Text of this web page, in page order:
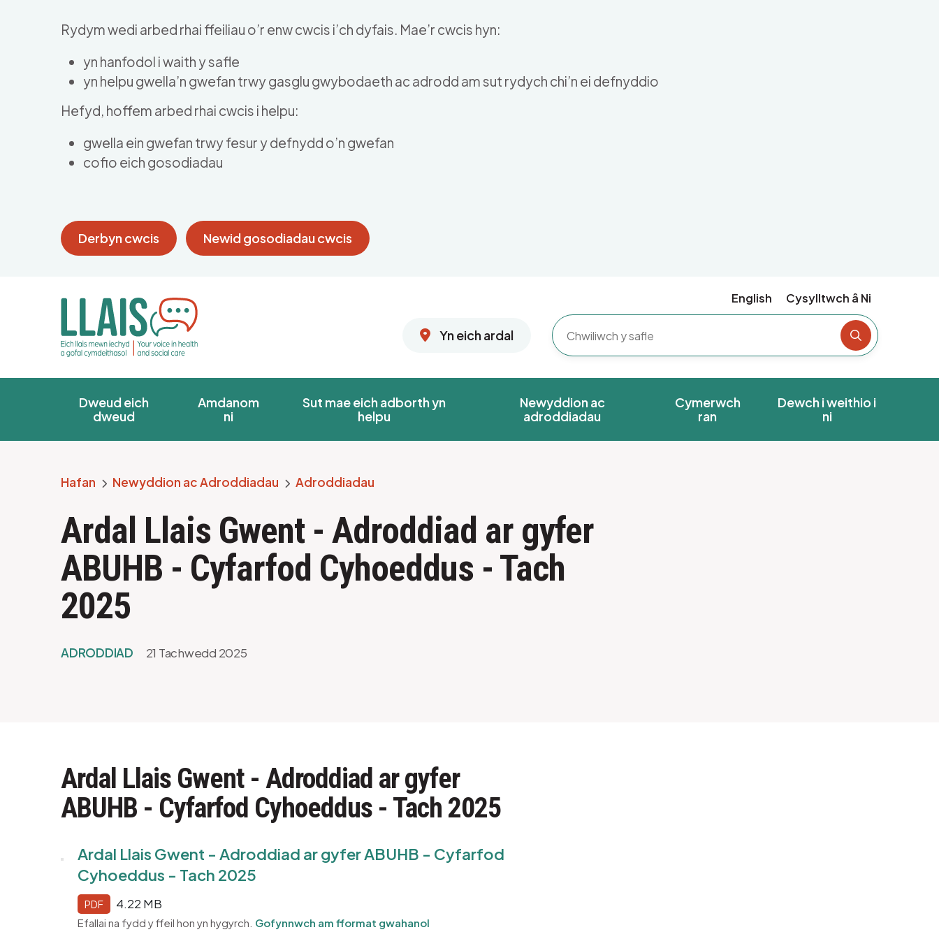
Rydym wedi arbed rhai ffeiliau o’r enw cwcis i’ch dyfais. Mae’r cwcis hyn:
yn hanfodol i waith y safle
yn helpu gwella’n gwefan trwy gasglu gwybodaeth ac adrodd am sut rydych chi’n ei defnyddio
Hefyd, hoffem arbed rhai cwcis i helpu:
gwella ein gwefan trwy fesur y defnydd o’n gwefan
cofio eich gosodiadau
Derbyn cwcis Newid gosodiadau cwcis
English Cysylltwch â Ni
Yn eich ardal
Chwiliwch y
Dweud eich
dweud
Amdanom
ni
Sut mae eich adborth yn
helpu
Newyddion ac
adroddiadau
Cymerwch
ran
Dewch i weithio i
ni
Breadcrumb
Hafan Newyddion ac Adroddiadau Adroddiadau
Ardal Llais Gwent - Adroddiad ar gyfer
ABUHB - Cyfarfod Cyhoeddus - Tach
2025
ADRODDIAD 21 Tachwedd 2025
Ardal Llais Gwent - Adroddiad ar gyfer
ABUHB - Cyfarfod Cyhoeddus - Tach 2025
Ardal Llais Gwent - Adroddiad ar gyfer ABUHB - Cyfarfod
Cyhoeddus - Tach 2025
PDF 4.22 MB
Efallai na fydd y ffeil hon yn hygyrch. Gofynnwch am fformat gwahanol